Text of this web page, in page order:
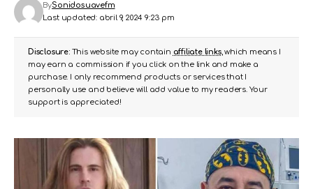
Last updated: abril 9, 2024 9:23 pm
BySonidosuavefm
Disclosure:This website may contain affiliate links, which means I
may earn a commission if you click on the link and make a
purchase. I only recommend products or services that I
personally use and believe will add value to my readers. Your
support is appreciated!